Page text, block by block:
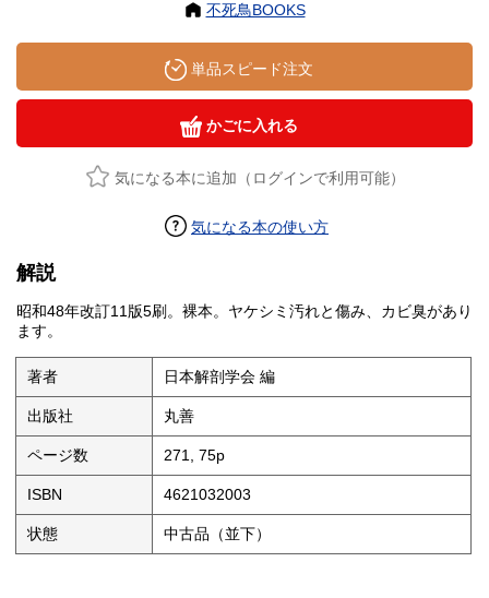
不死鳥BOOKS
単品スピード注文
かごに入れる
気になる本に追加（ログインで利用可能）
気になる本の使い方
解説
昭和48年改訂11版5刷。裸本。ヤケシミ汚れと傷み、カビ臭があり
ます。
著者 日本解剖学会 編
出版社 丸善
ページ数 271, 75p
ISBN 4621032003
状態 中古品（並下）